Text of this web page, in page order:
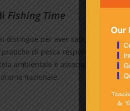
Fishing Time
distingue per aver saputo creare
di pesca responsabile e
ambientale e associazioni di
nazionale.